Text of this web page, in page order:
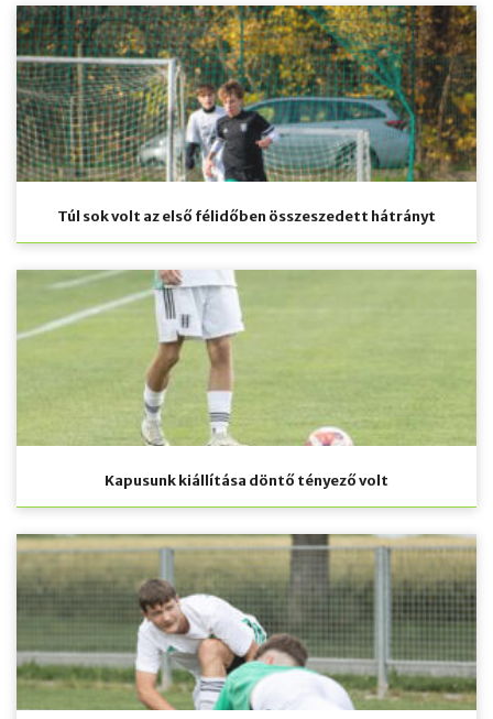
Túl sok volt az első félidőben összeszedett hátrányt
Kapusunk kiállítása döntő tényező volt